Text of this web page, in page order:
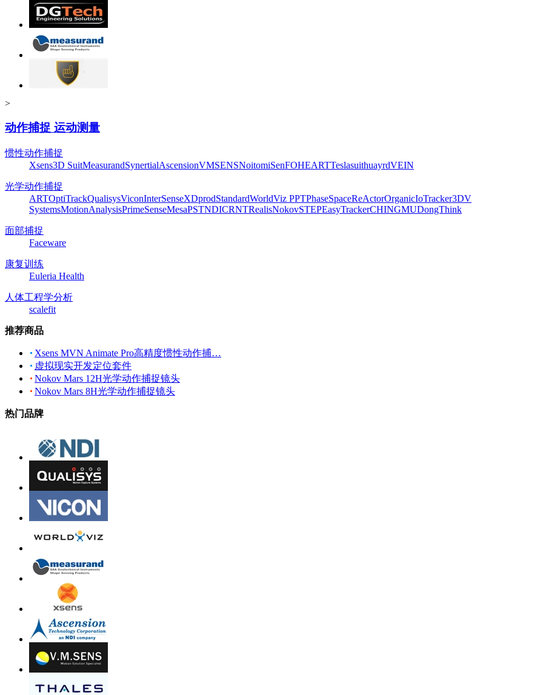
>
动作捕捉 运动测量
惯性动作捕捉
Xsens3D SuitMeasurandSynertialAscensionVMSENSNoitomiSenFOHEARTTeslasuithuayrdVEIN
光学动作捕捉
ARTOptiTrackQualisysViconInterSenseXDprodStandardWorldViz PPTPhaseSpaceReActorOrganicIoTracker3DV
SystemsMotionAnalysisPrimeSenseMesaPSTNDICRNTRealisNokovSTEPEasyTrackerCHINGMUDongThink
面部捕捉
Faceware
康复训练
Euleria Health
人体工程学分析
scalefit
推荐商品
Xsens MVN Animate Pro高精度惯性动作捕…
虚拟现实开发定位套件
Nokov Mars 12H光学动作捕捉镜头
Nokov Mars 8H光学动作捕捉镜头
热门品牌